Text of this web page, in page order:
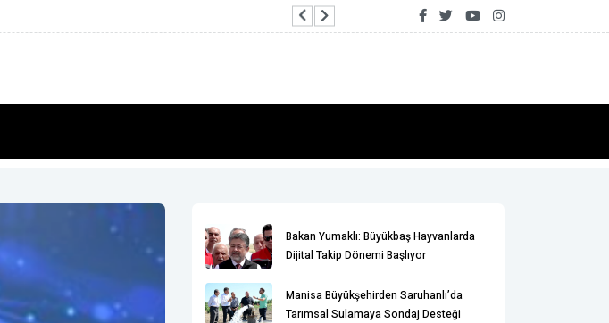
Kırcaali’de 350 bin avroyu aşan AB
Bakan Yumaklı: Büyükbaş Hayvanlarda
Dijital Takip Dönemi Başlıyor
Manisa Büyükşehirden Saruhanlı’da
Tarımsal Sulamaya Sondaj Desteği